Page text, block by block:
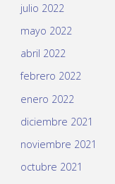
julio 2022
mayo 2022
abril 2022
febrero 2022
enero 2022
diciembre 2021
noviembre 2021
octubre 2021